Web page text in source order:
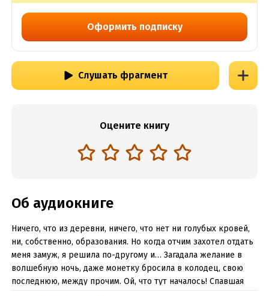
Оформить подписку
Слушать фрагмент
Оцените книгу
Об аудиокниге
Ничего, что из деревни, ничего, что нет ни голубых кровей,
ни, собственно, образования. Но когда отчим захотел отдать
меня замуж, я решила по-другому и… Загадала желание в
волшебную ночь, даже монетку бросила в колодец, свою
последнюю, между прочим. Ой, что тут началось! Спавшая